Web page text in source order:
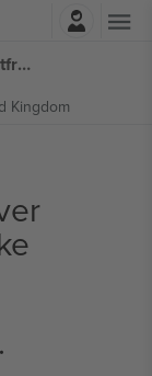
Wigan Warriors vs Catalans Dragons Betfred Super League billetter
Kingdom